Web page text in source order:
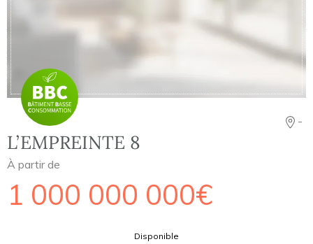
-
L’EMPREINTE 8
À partir de
1 000 000 000€
Disponible